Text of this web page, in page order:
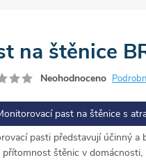
na štěnice
Neohodnoceno
past na štěnice s
pasti představují účinný a
štěnic v domácnosti,